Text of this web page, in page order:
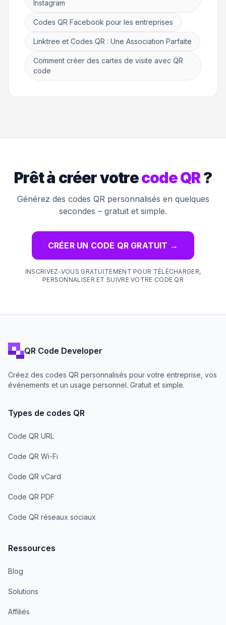
Instagram
Codes QR Facebook pour les entreprises
Linktree et Codes QR : Une Association Parfaite
Comment créer des cartes de visite avec QR
code
Prêt à créer votrecode QR?
Générez des codes QR personnalisés en quelques
secondes – gratuit et simple.
CRÉER UN CODE QR GRATUIT →
INSCRIVEZ-VOUS GRATUITEMENT POUR TÉLÉCHARGER,
PERSONNALISER ET SUIVRE VOTRE CODE QR
QR Code Developer
Créez des codes QR personnalisés pour votre entreprise, vos
événements et un usage personnel. Gratuit et simple.
Types de codes QR
Code QR URL
Code QR Wi-Fi
Code QR vCard
Code QR PDF
Code QR réseaux sociaux
Ressources
Blog
Solutions
Affiliés